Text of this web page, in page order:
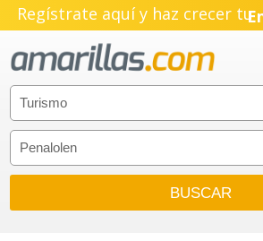
Regístrate aquí y haz crecer tu